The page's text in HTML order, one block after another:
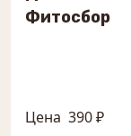
Фитосбор
Цена 390 ₽